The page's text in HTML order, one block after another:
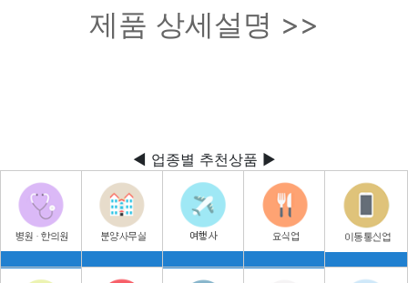
제품 상세설명 >>
◀ 업종별 추천상품 ▶